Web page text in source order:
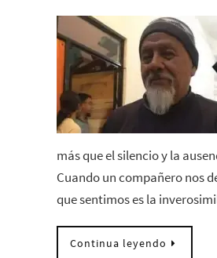
más que el silencio y la
Cuando un compañero nos
que sentimos es la
Continua leyendo